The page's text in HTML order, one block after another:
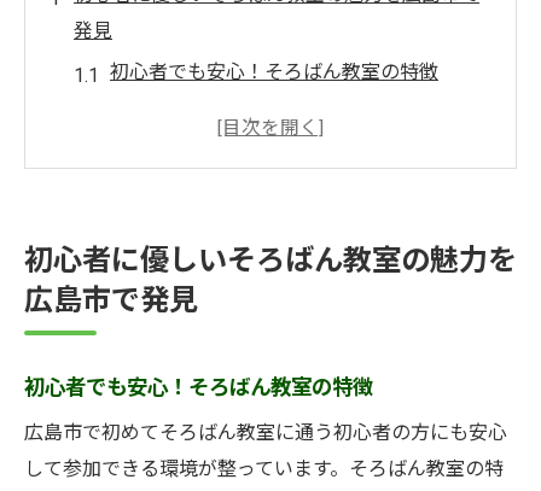
発見
初心者でも安心！そろばん教室の特徴
広島市のそろばん教室での初めての体験談
広島市内のアクセス便利なそろばん教室
広島市のそろばん教室で始める新しい学びの旅
び
広島市内の人気そろばん教室の紹介
そろばん教室での仲間たちと学ぶ楽しさ
初心者に優しいそろばん教室の魅力を
広島市で発見
初心者でも安心！そろばん教室の特徴
広島市で初めてそろばん教室に通う初心者の方にも安心
して参加できる環境が整っています。そろばん教室の特